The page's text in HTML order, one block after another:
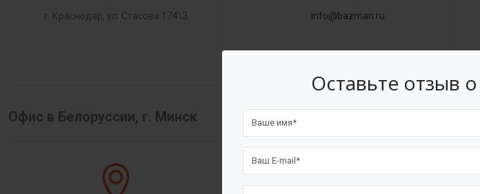
Оставьте отзыв
г. Краснодар, ул. Стасова 174\3 info@bazman.ru
Офис в Белоруссии, г. Минск